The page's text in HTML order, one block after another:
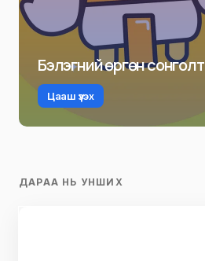
Бэлэгний өргөн сонголт
Цааш үзэх
ДАРАА НЬ УНШИХ